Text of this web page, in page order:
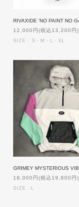
12,000円(税込13,200円)
SIZE : S・M・L・XL
18,000円(税込19,800円)
SIZE：L